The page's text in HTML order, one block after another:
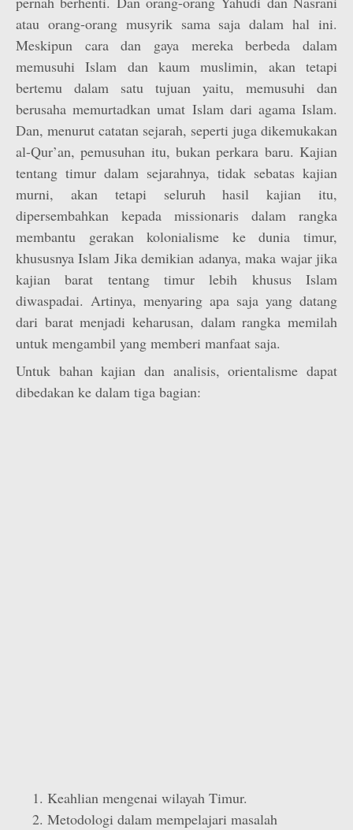
atau orang-orang musyrik sama saja dalam hal ini.
Meskipun cara dan gaya mereka berbeda dalam
memusuhi Islam dan kaum muslimin, akan tetapi
bertemu dalam satu tujuan yaitu, memusuhi dan
berusaha memurtadkan umat Islam dari agama Islam.
Dan, menurut catatan sejarah, seperti juga dikemukakan
al-Qur’an, pemusuhan itu, bukan perkara baru. Kajian
tentang timur dalam sejarahnya, tidak sebatas kajian
murni, akan tetapi seluruh hasil kajian itu,
dipersembahkan kepada missionaris dalam rangka
membantu gerakan kolonialisme ke dunia timur,
khususnya Islam Jika demikian adanya, maka wajar jika
kajian barat tentang timur lebih khusus Islam
diwaspadai. Artinya, menyaring apa saja yang datang
dari barat menjadi keharusan, dalam rangka memilah
untuk mengambil yang memberi manfaat saja.
Untuk bahan kajian dan analisis, orientalisme dapat
dibedakan ke dalam tiga bagian:
Keahlian mengenai wilayah Timur.
Metodologi dalam mempelajari masalah